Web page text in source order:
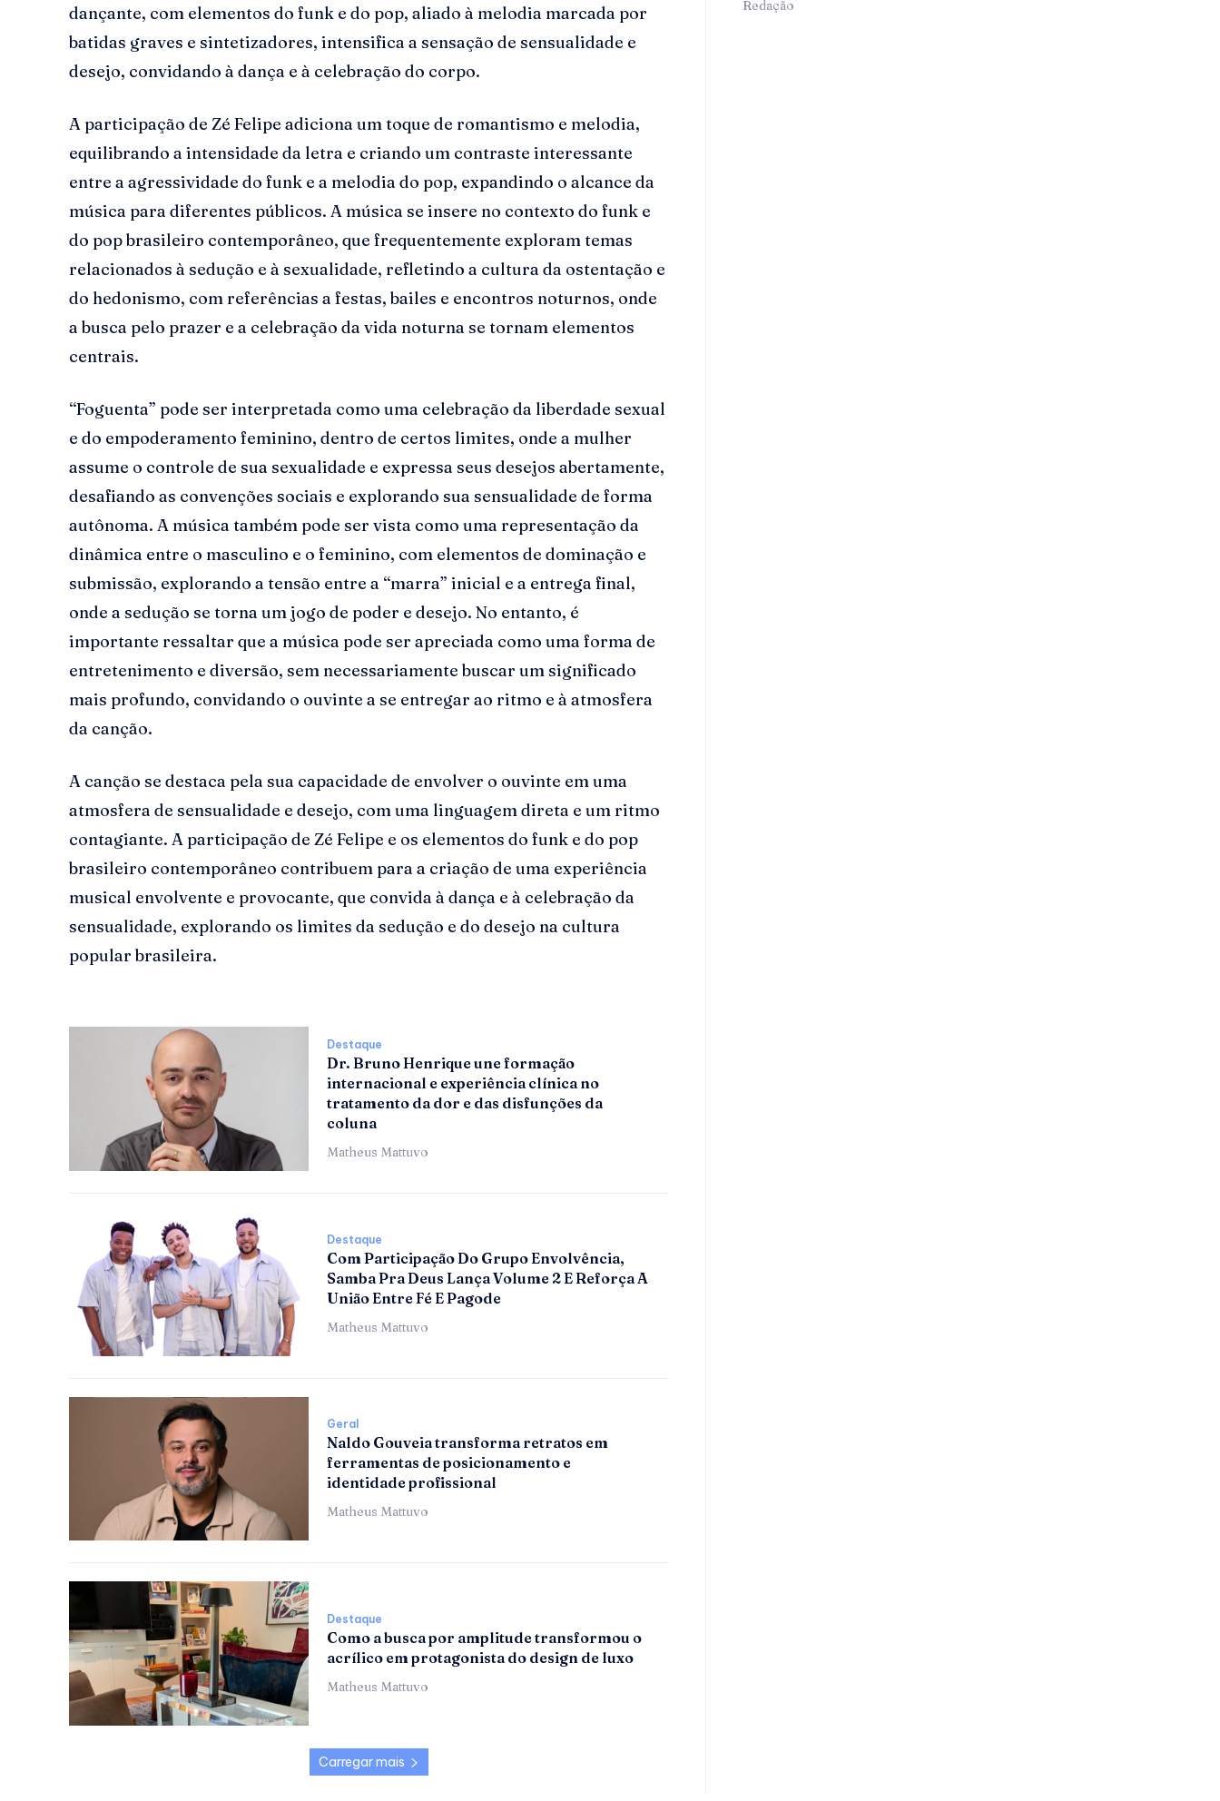
dançante, com elementos do funk e do pop, aliado à melodia marcada por
batidas graves e sintetizadores, intensifica a sensação de sensualidade e
desejo, convidando à dança e à celebração do corpo.
A participação de Zé Felipe adiciona um toque de romantismo e melodia,
equilibrando a intensidade da letra e criando um contraste interessante
entre a agressividade do funk e a melodia do pop, expandindo o alcance da
música para diferentes públicos. A música se insere no contexto do funk e
do pop brasileiro contemporâneo, que frequentemente exploram temas
relacionados à sedução e à sexualidade, refletindo a cultura da ostentação e
do hedonismo, com referências a festas, bailes e encontros noturnos, onde
a busca pelo prazer e a celebração da vida noturna se tornam elementos
centrais.
“Foguenta” pode ser interpretada como uma celebração da liberdade sexual
e do empoderamento feminino, dentro de certos limites, onde a mulher
assume o controle de sua sexualidade e expressa seus desejos abertamente,
desafiando as convenções sociais e explorando sua sensualidade de forma
autônoma. A música também pode ser vista como uma representação da
dinâmica entre o masculino e o feminino, com elementos de dominação e
submissão, explorando a tensão entre a “marra” inicial e a entrega final,
onde a sedução se torna um jogo de poder e desejo. No entanto, é
importante ressaltar que a música pode ser apreciada como uma forma de
entretenimento e diversão, sem necessariamente buscar um significado
mais profundo, convidando o ouvinte a se entregar ao ritmo e à atmosfera
da canção.
A canção se destaca pela sua capacidade de envolver o ouvinte em uma
atmosfera de sensualidade e desejo, com uma linguagem direta e um ritmo
contagiante. A participação de Zé Felipe e os elementos do funk e do pop
brasileiro contemporâneo contribuem para a criação de uma experiência
musical envolvente e provocante, que convida à dança e à celebração da
sensualidade, explorando os limites da sedução e do desejo na cultura
popular brasileira.
Destaque
Dr. Bruno Henrique une formação
internacional e experiência clínica no
tratamento da dor e das disfunções da
coluna
Matheus Mattuvo
Destaque
Com Participação Do Grupo Envolvência,
Samba Pra Deus Lança Volume 2 E Reforça A
União Entre Fé E Pagode
Matheus Mattuvo
Geral
Naldo Gouveia transforma retratos em
ferramentas de posicionamento e
identidade profissional
Matheus Mattuvo
Destaque
Como a busca por amplitude transformou o
acrílico em protagonista do design de luxo
Matheus Mattuvo
Carregar mais
Redação